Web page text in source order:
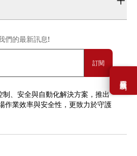
需要幫助嗎？
們的最新訊息!
訂閱
、安全與自動化解決方案，推出
作業效率與安全性，更致力於守護